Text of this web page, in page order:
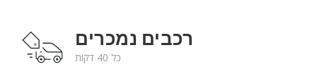
רכבים נמכרים
כל 40 דקות